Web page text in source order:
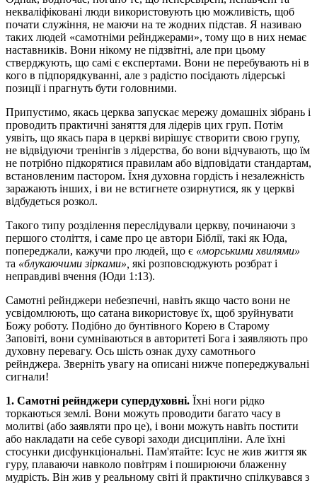
некваліфіковані люди використовують цю можливість, щоб
почати служіння, не маючи на те жодних підстав. Я називаю
таких людей «самотніми рейнджерами», тому що в них немає
наставників. Вони нікому не підзвітні, але при цьому
стверджують, що самі є експертами. Вони не перебувають ні в
кого в підпорядкуванні, але з радістю посідають лідерські
позиції і прагнуть бути головними.
Припустимо, якась церква запускає мережу домашніх зібрань і
проводить практичні заняття для лідерів цих груп. Потім
уявіть, що якась пара в церкві вирішує створити свою групу,
не відвідуючи тренінгів з лідерства, бо вони відчувають, що їм
не потрібно підкорятися правилам або відповідати стандартам,
встановленим пастором. Їхня духовна гордість і незалежність
заражають інших, і ви не встигнете озирнутися, як у церкві
відбудеться розкол.
Такого типу розділення переслідували церкву, починаючи з
першого століття, і саме про це автори Біблії, такі як Юда,
попереджали, кажучи про людей, що є «морськими хвилями»
та «блукаючими зірками», які розповсюджують розбрат і
неправдиві вчення (Юди 1:13).
Самотні рейнджери небезпечні, навіть якщо часто вони не
усвідомлюють, що сатана використовує їх, щоб зруйнувати
Божу роботу. Подібно до бунтівного Корею в Старому
Заповіті, вони сумніваються в авторитеті Бога і заявляють про
духовну перевагу. Ось шість ознак духу самотнього
рейнджера. Зверніть увагу на описані нижче попереджувальні
сигнали!
1. Самотні рейнджери супердуховні. Їхні ноги рідко
торкаються землі. Вони можуть проводити багато часу в
молитві (або заявляти про це), і вони можуть навіть постити
або накладати на себе суворі заходи дисципліни. Але їхні
стосунки дисфункціональні. Пам'ятайте: Ісус не жив життя як
гуру, плаваючи навколо повітрям і поширюючи блаженну
мудрість. Він жив у реальному світі й практично спілкувався з